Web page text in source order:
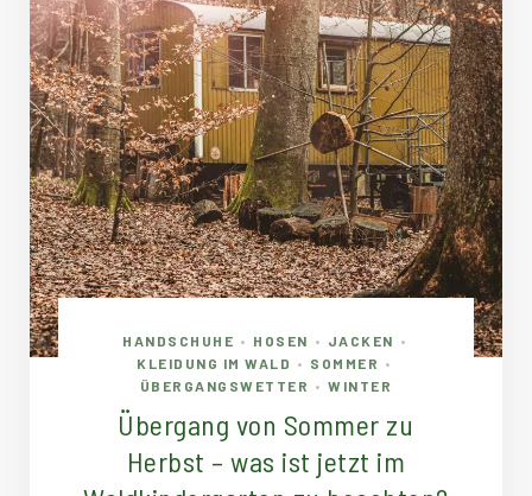
HANDSCHUHE • HOSEN • JACKEN •
KLEIDUNG IM WALD • SOMMER •
ÜBERGANGSWETTER • WINTER
Übergang von Sommer zu
Herbst – was ist jetzt im